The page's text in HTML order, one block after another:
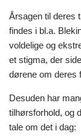
Årsagen til deres
findes i bl.a.
voldelige og
et stigma, der
dørene om deres
Desuden har
tilhørsforhold, og
tale om det i dag: